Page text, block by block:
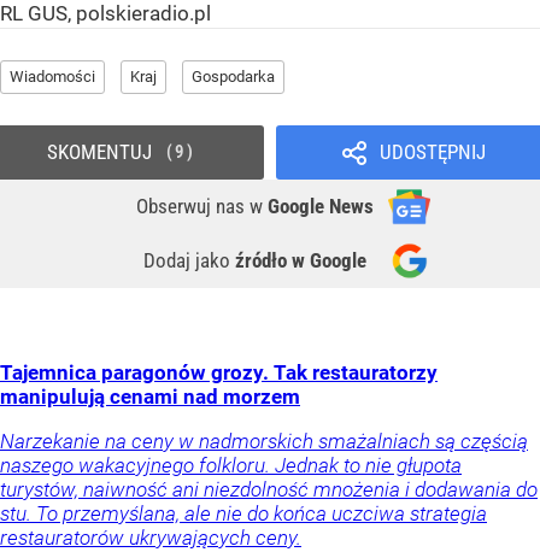
RL GUS, polskieradio.pl
Wiadomości Kraj Gospodarka
UDOSTĘPNIJ
Obserwuj nas w Google News
Dodaj jako źródło w Google
SKOMENTUJ 9
Tajemnica paragonów grozy. Tak restauratorzy
manipulują cenami nad morzem
Narzekanie na ceny w nadmorskich smażalniach są częścią
naszego wakacyjnego folkloru. Jednak to nie głupota
turystów, naiwność ani niezdolność mnożenia i dodawania do
stu. To przemyślana, ale nie do końca uczciwa strategia
restauratorów ukrywających ceny.